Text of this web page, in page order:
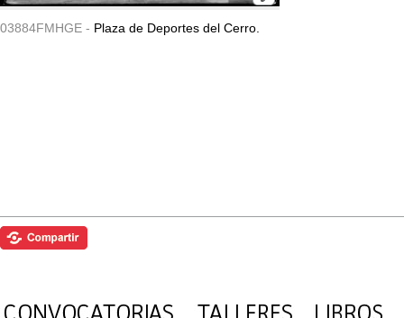
03884FMHGE - Plaza de Deportes del Cerro.